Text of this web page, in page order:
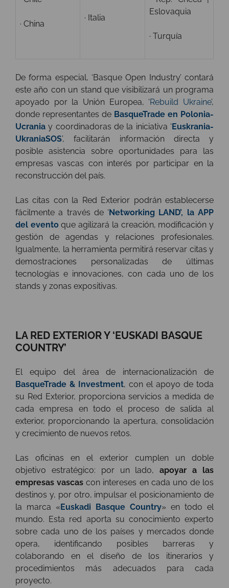
· China
· Italia
Eslovaquia
· Turquía
De forma especial, ‘Basque Open Industry’ contará
este año con un stand que visibilizará un programa
apoyado por la Unión Europea, ‘Rebuild Ukraine’,
donde representantes de BasqueTrade en Polonia-
Ucrania y coordinadoras de la iniciativa ‘Euskrania-
UkraniaSOS’, facilitarán información directa y
posible asistencia sobre oportunidades para las
empresas vascas con interés por participar en la
reconstrucción del país.
Las citas con la Red Exterior podrán establecerse
fácilmente a través de ‘Networking LAND’, la APP
del eventoque agilizará la creación, modificación y
gestión de agendas y relaciones profesionales.
Igualmente, la herramienta permitirá reservar citas y
demostraciones personalizadas de últimas
tecnologías e innovaciones, con cada uno de los
stands y zonas expositivas.
LA RED EXTERIOR Y ‘EUSKADI BASQUE
COUNTRY’
El equipo del área de internacionalización de
BasqueTrade & Investment, con el apoyo de toda
su Red Exterior, proporciona servicios a medida de
cada empresa en todo el proceso de salida al
exterior, proporcionando la apertura, consolidación
y crecimiento de nuevos retos.
Las oficinas en el exterior cumplen un doble
objetivo estratégico: por un lado,apoyar a las
empresas vascas con intereses en cada uno de los
destinos y, por otro, impulsar el posicionamiento de
la marca «Euskadi Basque Country» en todo el
mundo. Esta red aporta su conocimiento experto
sobre cada uno de los países y mercados donde
opera, identificando posibles barreras y
colaborando en el diseño de los itinerarios y
procedimientos más adecuados para cada
proyecto.